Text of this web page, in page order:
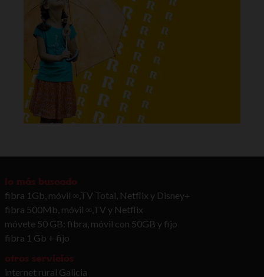
lo más buscado
fibra 1Gb, móvil ∞,TV Total, Netflix y Disney+
fibra 500Mb, móvil ∞,TV y Netflix
móvete 50 GB: fibra, móvil con 50GB y fijo
fibra 1 Gb + fijo
otros servicios
internet rural Galicia